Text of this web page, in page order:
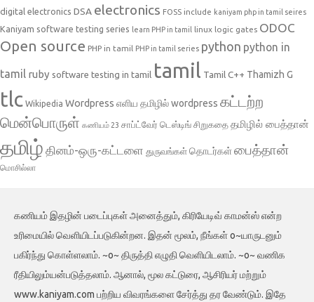
digital electronics DSA electronics FOSS include kaniyam php in tamil seires
Kaniyam software testing series learn PHP in tamil linux logic gates ODOC
Open source PHP in tamil PHP in tamil series python python in
tamil ruby software testing in tamil tamil Tamil C++ Thamizh G
tlc Wikipedia Wordpress எளிய தமிழில் wordpress கட்டற்ற
மென்பொருள் கணியம் 23 சாப்ட்வேர் டெஸ்டிங் சிறுகதை தமிழில் பைத்தான்
தமிழ் தினம்-ஒரு-கட்டளை துருவங்கள் தொடர்கள்பைத்தான்
மொசில்லா
கணியம் இதழின் படைப்புகள் அனைத்தும், கிரியேடிவ் காமன்ஸ் என்ற
உரிமையில் வெளியிடப்படுகின்றன. இதன் மூலம், நீங்கள் o~யாருடனும்
பகிர்ந்து கொள்ளலாம். ~o~ திருத்தி எழுதி வெளியிடலாம். ~o~ வணிக
ரீதியிலும்யன்படுத்தலாம். ஆனால், மூல கட்டுரை, ஆசிரியர் மற்றும்
www.kaniyam.com பற்றிய விவரங்களை சேர்த்து தர வேண்டும். இதே